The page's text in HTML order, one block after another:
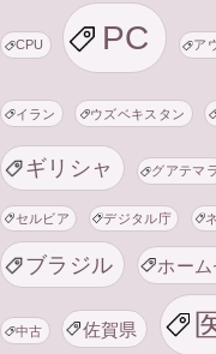
CPU PC ア
イラン ウズベキスタン
ギリシャ グアテマラ
セルビア デジタル庁
ブラジル ホー
中古 佐賀県